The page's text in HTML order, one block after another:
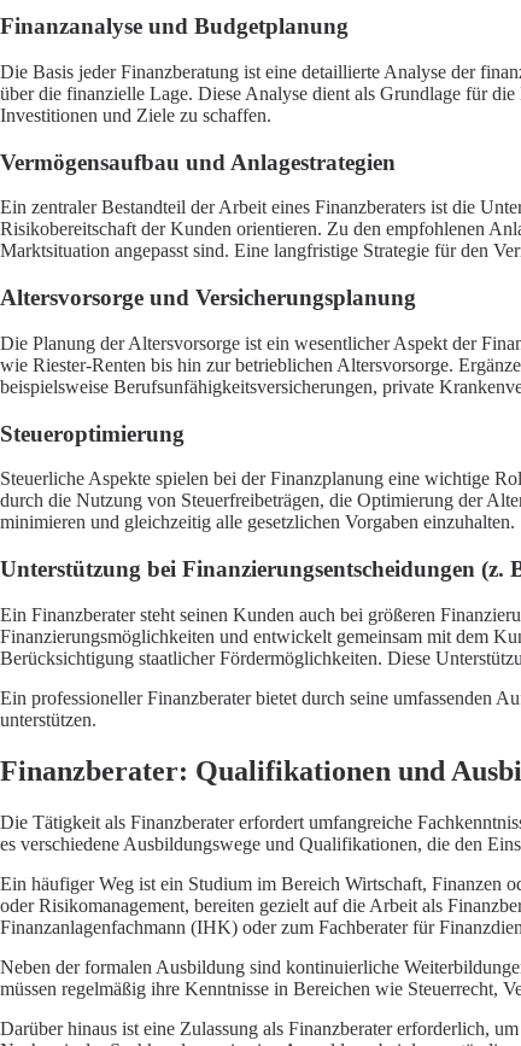
Finanzanalyse und Budgetplanung
Die Basis jeder Finanzberatung ist eine detaillierte Analyse der
über die finanzielle Lage. Diese Analyse dient als Grundlage für
Investitionen und Ziele zu schaffen.
Vermögensaufbau und Anlagestrategien
Ein zentraler Bestandteil der Arbeit eines Finanzberaters ist die
Risikobereitschaft der Kunden orientieren. Zu den empfohlenen
Marktsituation angepasst sind. Eine langfristige Strategie für den
Altersvorsorge und Versicherungsplanung
Die Planung der Altersvorsorge ist ein wesentlicher Aspekt der
wie Riester-Renten bis hin zur betrieblichen Altersvorsorge.
beispielsweise Berufsunfähigkeitsversicherungen, private
Steueroptimierung
Steuerliche Aspekte spielen bei der Finanzplanung eine wichtige
durch die Nutzung von Steuerfreibeträgen, die Optimierung der
minimieren und gleichzeitig alle gesetzlichen Vorgaben einzuhalten.
Unterstützung bei Finanzierungsentscheidungen
Ein Finanzberater steht seinen Kunden auch bei größeren
Finanzierungsmöglichkeiten und entwickelt gemeinsam mit dem
Berücksichtigung staatlicher Fördermöglichkeiten. Diese
Ein professioneller Finanzberater bietet durch seine umfassenden
unterstützen.
Finanzberater: Qualifikationen und
Die Tätigkeit als Finanzberater erfordert umfangreiche
es verschiedene Ausbildungswege und Qualifikationen, die den
Ein häufiger Weg ist ein Studium im Bereich Wirtschaft, Finanzen
oder Risikomanagement, bereiten gezielt auf die Arbeit als
Finanzanlagenfachmann (IHK) oder zum Fachberater für
Neben der formalen Ausbildung sind kontinuierliche
müssen regelmäßig ihre Kenntnisse in Bereichen wie Steuerrecht,
Darüber hinaus ist eine Zulassung als Finanzberater erforderlich,